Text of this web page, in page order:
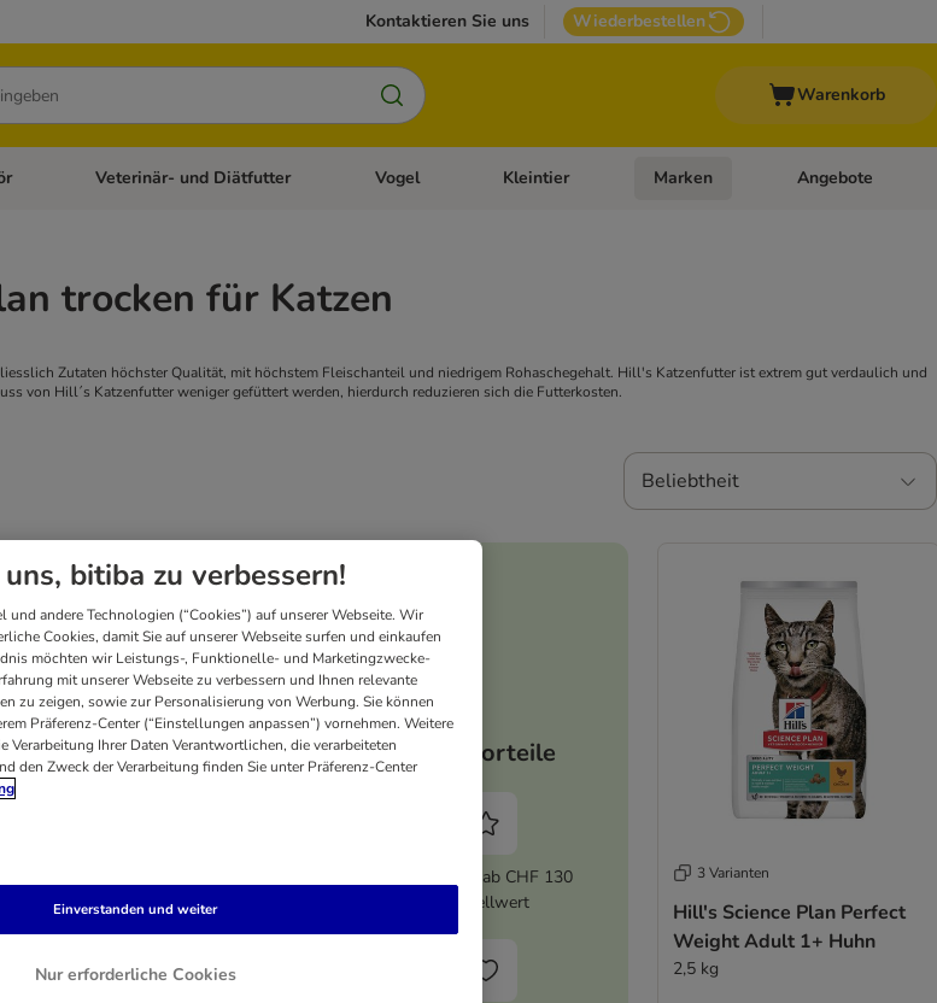
Kontaktieren Sie uns Wiederbestellen
Warenkorb
öffnen: KatzenfutterKategorie-Menü öffnen: Katzenzubehör
Veterinär- und Diätfutter Kategorie-Menü öffnen: Veterinär- und Diätfutter
Vogel Kategorie-Menü öffnen: Vogel
Kleintier Kategorie-Menü öffnen: Kleintier
Marken Kategorie-Menü
Angebote
trocken für Katzen
Zutaten höchster Qualität, mit höchstem Fleischanteil und niedrigem Rohaschegehalt. Hill's Katzenfutter ist extrem gut verdaulich und
von Hill´s Katzenfutter weniger gefüttert werden, hierdurch reduzieren sich die Futterkosten.
Beliebtheit
Hill's Science Plan Perfect
Weight Adult 1+ Huhn
7 kg
Ihre Vorteile
5% Rabatt ab CHF 130
Bestellwert
3 Varianten
Hill's Science Plan Perfect
Weight Adult 1+ Huhn
2,5 kg
bitiba zu verbessern!
und andere Technologien (“Cookies”) auf unserer Webseite. Wir
Cookies, damit Sie auf unserer Webseite surfen und einkaufen
möchten wir Leistungs-, Funktionelle- und Marketingzwecke-
mit unserer Webseite zu verbessern und Ihnen relevante
zu zeigen, sowie zur Personalisierung von Werbung. Sie können
Präferenz-Center (“Einstellungen anpassen”) vornehmen. Weitere
Verarbeitung Ihrer Daten Verantwortlichen, die verarbeiteten
den Zweck der Verarbeitung finden Sie unter Präferenz-Center
Nur erforderliche Cookies
Einverstanden und weiter